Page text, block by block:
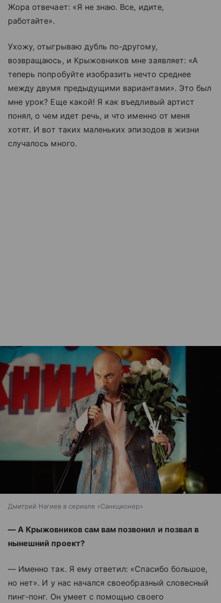
Жора отвечает: «Я не знаю. Все, идите,
работайте».
Ухожу, отыгрываю дубль по-другому,
возвращаюсь, и Крыжовников мне заявляет: «А
теперь попробуйте изобразить нечто среднее
между двумя предыдущими вариантами». Это был
мне урок? Еще какой! Я как въедливый артист
понял, о чем идет речь, и что именно от меня
хотят. И вот таких маленьких эпизодов в жизни
случалось много.
Дмитрий Нагиев в сериале «Санкционер»
— А Крыжовников сам вам позвонил и позвал в
нынешний проект?
— Именно так. Я ему ответил: «Спасибо большое,
но нет». И у нас начался своеобразный словесный
пинг-понг. Он умеет с помощью своего